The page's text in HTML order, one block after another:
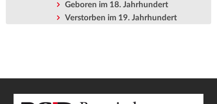
Geboren im 18. Jahrhundert
Verstorben im 19. Jahrhundert